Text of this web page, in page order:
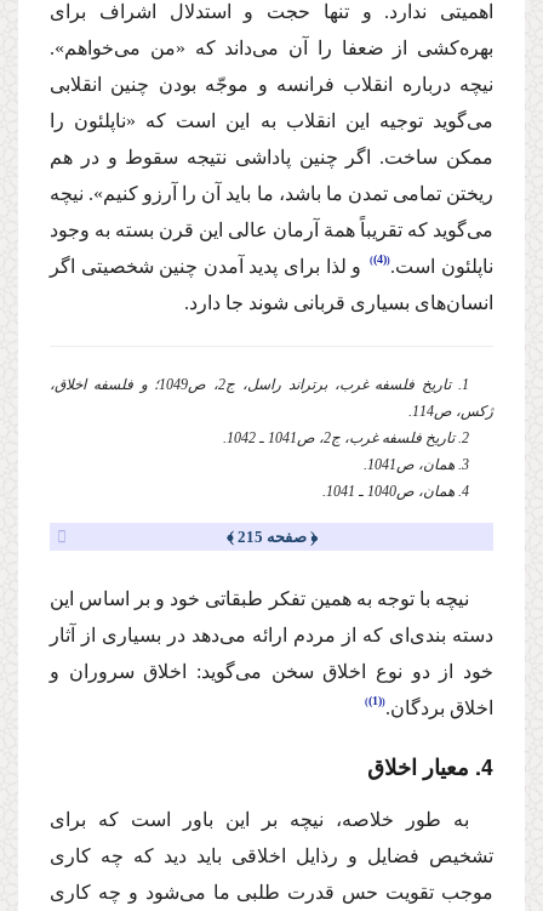
اهمیتی ندارد. و تنها حجت و استدلال اشراف برای
بهره‌كشی از ضعفا را آن می‌داند كه «من می‌خواهم».
‌نیچه‌ درباره انقلاب فرانسه و موجّه بودن چنین انقلابی
می‌گوید توجیه این انقلاب به این است كه «ناپلئون را
ممكن ساخت. اگر چنین پاداشی نتیجه سقوط و در هم
ریختن تمامی تمدن ما باشد، ما باید آن را آرزو كنیم». نیچه
می‌گوید كه تقریباً همة‌ آرمان عالی این قرن بسته به وجود
‌ناپلئون‌ است. (4)
‌ و لذا برای پدید آمدن چنین شخصیتی اگر
انسان‌های بسیاری قربانی شوند جا دارد.
1. تاریخ فلسفه غرب، برتراند راسل،‌ ج2، ص1049؛ و فلسفه اخلاق،‌
ژكس، ص114.
2. تاریخ فلسفه غرب، ج2، ص1041 ـ 1042.
3. همان، ص1041.
4. همان، ص1040 ـ 1041.
﴿ صفحه 215 ﴾
‌نیچه‌ با توجه به همین تفكر طبقاتی خود و بر اساس این
دسته بندی‌ای كه از مردم ارائه می‌دهد در بسیاری از آثار
خود از دو نوع اخلاق سخن می‌گوید: اخلاق سروران و
اخلاق بردگان. (1)
4. معیار اخلاق
‌به طور خلاصه، نیچه بر این باور است كه برای
تشخیص فضایل و رذایل اخلاقی باید دید كه چه كاری
موجب تقویت حس قدرت طلبی ما می‌شود و چه كاری